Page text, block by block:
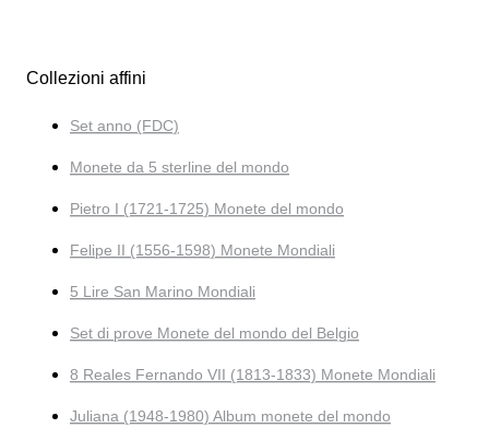
Collezioni affini
Set anno (FDC)
Monete da 5 sterline del mondo
Pietro I (1721-1725) Monete del mondo
Felipe II (1556-1598) Monete Mondiali
5 Lire San Marino Mondiali
Set di prove Monete del mondo del Belgio
8 Reales Fernando VII (1813-1833) Monete Mondiali
Juliana (1948-1980) Album monete del mondo